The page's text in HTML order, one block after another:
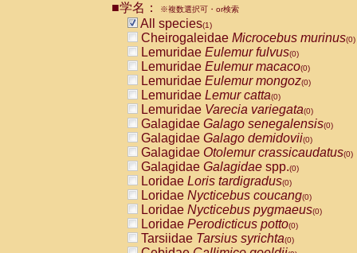
CebidaeCebus nigrivittatus
CebidaeCebus
CebidaeSaimiri boliviensis(0)
CebidaeSaimiri sciureus(0)
AtelidaeAlouatta caraya(0)
AtelidaeAlouatta fusca(0)
AtelidaeAlouatta seniculus
AtelidaeAlouattaspp.(0)
AtelidaeAteles belzebuth(0)
AtelidaeAteles geoffroyi(0)
AtelidaeAteles paniscus(0)
AtelidaeAtelesspp.(0)
Atelidae Lagothrix lagothricha
AtelidaeLagothrix lagothricha cana
PitheciidaeCacajao calvus
PitheciidaeCallicebus cupreus
PitheciidaeCallicebus donacophilus
■学名： ※複数選択可・or検索
All species(1)
Cheirogaleidae Microcebus murinus(0)
Lemuridae Eulemur fulvus(0)
Lemuridae Eulemur macaco(0)
Lemuridae Eulemur mongoz(0)
Lemuridae Lemur catta(0)
Lemuridae Varecia variegata(0)
Galagidae Galago senegalensis(0)
Galagidae Galago demidovii(0)
Galagidae Otolemur crassicaudatus(0)
Galagidae Galagidae spp.(0)
Loridae Loris tardigradus(0)
Loridae Nycticebus coucang(0)
Loridae Nycticebus pygmaeus(0)
Loridae Perodicticus potto(0)
Tarsiidae Tarsius syrichta(0)